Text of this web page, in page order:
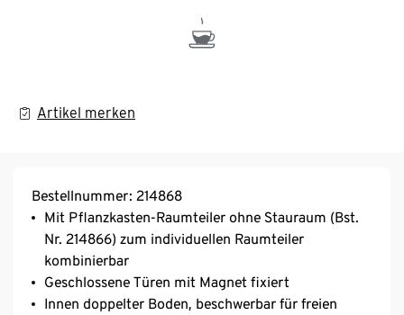
Artikel merken
Bestellnummer: 214868
Mit Pflanzkasten-Raumteiler ohne Stauraum (Bst.
Nr. 214866) zum individuellen Raumteiler
kombinierbar
Geschlossene Türen mit Magnet fixiert
Innen doppelter Boden, beschwerbar für freien